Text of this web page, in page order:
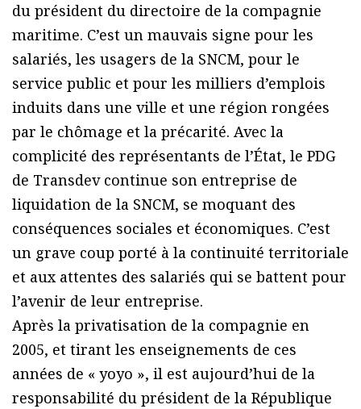
du président du directoire de la compagnie
maritime. C’est un mauvais signe pour les
salariés, les usagers de la SNCM, pour le
service public et pour les milliers d’emplois
induits dans une ville et une région rongées
par le chômage et la précarité. Avec la
complicité des représentants de l’État, le PDG
de Transdev continue son entreprise de
liquidation de la SNCM, se moquant des
conséquences sociales et économiques. C’est
un grave coup porté à la continuité territoriale
et aux attentes des salariés qui se battent pour
l’avenir de leur entreprise.
Après la privatisation de la compagnie en
2005, et tirant les enseignements de ces
années de « yoyo », il est aujourd’hui de la
responsabilité du président de la République